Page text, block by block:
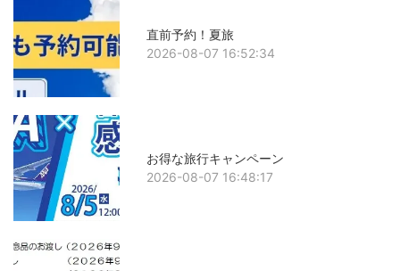
直前予約！夏旅
2026-08-07 16:52:34
お得な旅行キャンペーン
2026-08-07 16:48:17